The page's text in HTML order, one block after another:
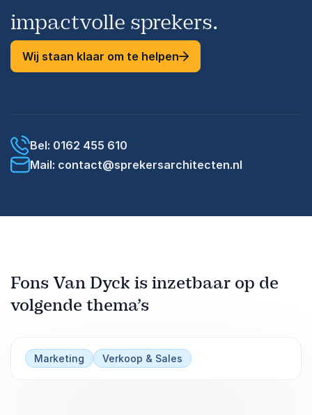
impactvolle sprekers.
Wij staan klaar om te helpen
Bel: 0162 455 610
Mail: contact@sprekersarchitecten.nl
Fons Van Dyck is inzetbaar op de
volgende thema’s
Marketing Verkoop & Sales